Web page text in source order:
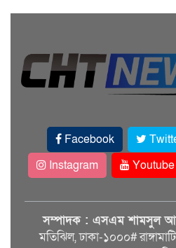
Facebook
Instagram
Youtube
সম্পাদক : এসএম শামসুল
মতিঝিল, ঢাকা-১০০০#